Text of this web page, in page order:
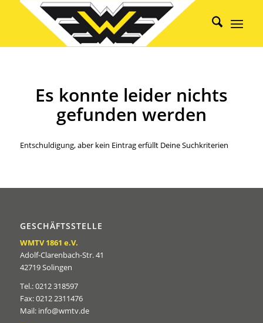
Es konnte leider nichts
gefunden werden
Entschuldigung, aber kein Eintrag erfüllt Deine Suchkriterien
GESCHÄFTSSTELLE
WMTV 1861 e.V.
Adolf-Clarenbach-Str. 41
42719 Solingen
Tel.: 0212 318597
Fax: 0212 2311476
Mail: info@wmtv.de